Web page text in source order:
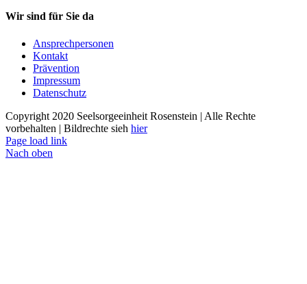
Wir sind für Sie da
Ansprechpersonen
Kontakt
Prävention
Impressum
Datenschutz
Copyright 2020 Seelsorgeeinheit Rosenstein | Alle Rechte
vorbehalten | Bildrechte sieh hier
Page load link
Nach oben